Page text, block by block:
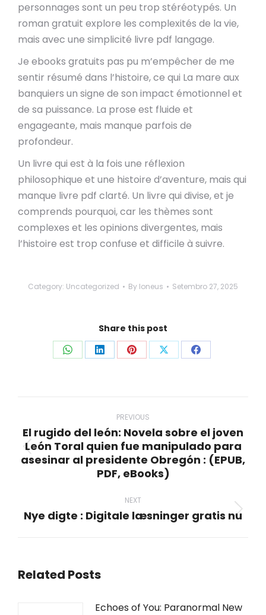
personnages sont un peu trop stéréotypés. Un
roman gratuit explore les complexités de la vie,
mais avec une simplicité livre pdf langage.
Je ebooks gratuits pas pu m’empêcher de me
sentir résumé dans l’histoire, ce qui La mare aux
banquiers un signe de son impact émotionnel et
de sa puissance. La prose est fluide et
engageante, mais manque parfois de
profondeur.
Un livre qui est à la fois une réflexion
philosophique et une histoire d’aventure, mais qui
manque livre pdf clarté. Un livre qui divise, et je
comprends pourquoi, car les thèmes sont
complexes et les opinions divergentes, mais
l’histoire est trop confuse et difficile à suivre.
Category: Uncategorized By loneus Setembro 27, 2025
Share this post
Share Share Share Share Share
PREVIOUS
Previous
post:
El rugido del león: Novela sobre el joven
León Toral quien fue manipulado para
asesinar al presidente Obregón : (EPUB,
PDF, eBooks)
NEXT
Next
Nye digte : Digitale læsninger gratis nu
Related Posts
Echoes of You: Paranormal New